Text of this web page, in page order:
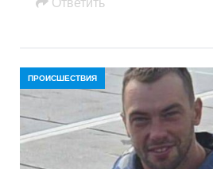
Oтветить
ПРОИСШЕСТВИЯ